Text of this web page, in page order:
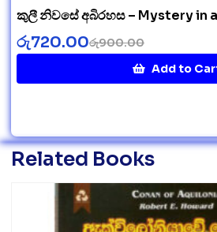
කුලී නිවසේ අබිරහස – Mystery in
රු900.00
රු720.00
Add to
Related Books